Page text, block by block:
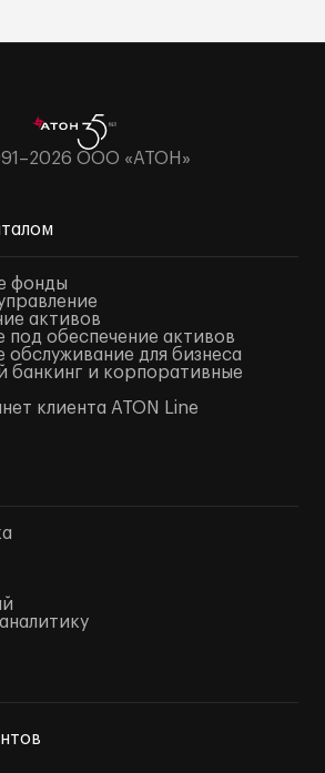
ООО «АТОН»
фонды
активов
обеспечение активов
для бизнеса
банкинг и корпоративные
клиента ATON Line